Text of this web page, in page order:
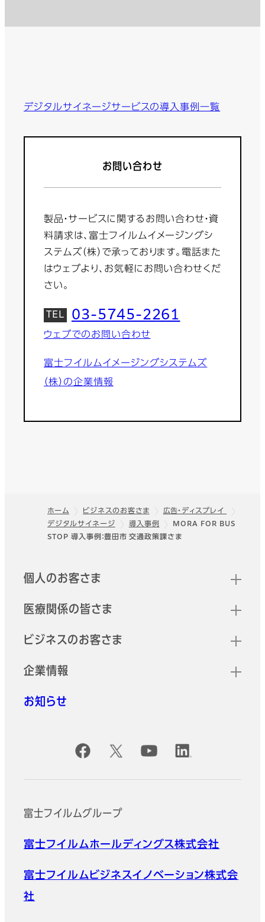
デジタルサイネージサービスの導入事例一覧
お問い合わせ
製品・サービスに関するお問い合わせ・資
料請求は、富士フイルムイメージングシ
ステムズ（株）で承っております。電話また
はウェブより、お気軽にお問い合わせくだ
さい。
03-5745-2261
ウェブでのお問い合わせ
富士フイルムイメージングシステムズ
（株）の企業情報
フッター
ホーム ビジネスのお客さま
広告・ディスプレイ
デジタルサイネージ
導入事例
MORA FOR BUS
STOP 導入事例：豊田市 交通政策課さま
クイックリンク
個人のお客さま
医療関係の皆さま
ビジネスのお客さま
企業情報
お知らせ
公式SNSアカウント
富士フイルムグループ
富士フイルムホールディングス株式会社
富士フイルムビジネスイノベーション株式会
社